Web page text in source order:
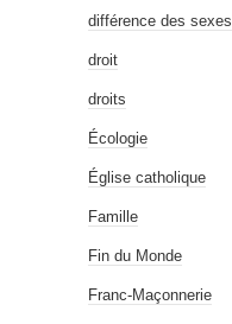
différence des sexes
droit
droits
Écologie
Église catholique
Famille
Fin du Monde
Franc-Maçonnerie